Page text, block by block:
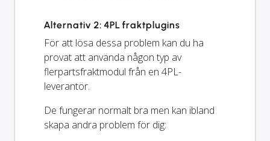
Alternativ 2: 4PL fraktplugins
För att lösa dessa problem kan du ha
provat att använda någon typ av
flerpartsfraktmodul från en 4PL-
leverantör.
De fungerar normalt bra men kan ibland
skapa andra problem för dig: